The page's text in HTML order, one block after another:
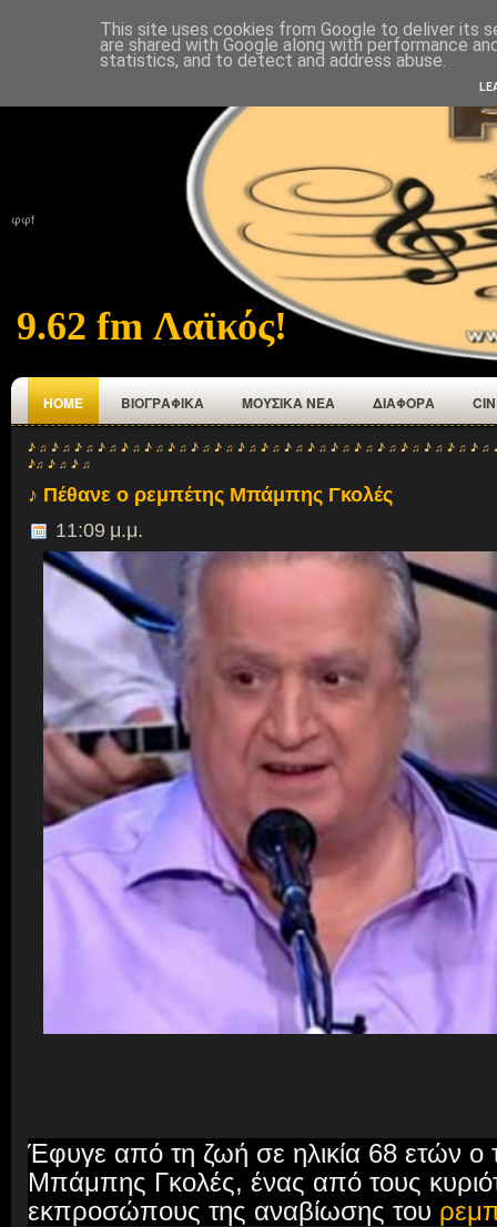
ΠΟΙΟΙ ΕΜΑΣΤΕ ΑΝΑΜΕΤΑΔΟΤΕΣ ΕΠΙΚΟΙΝΩΝΙΑ
φφf
9.62 fm Λαϊκός!
HOME ΒΙΟΓΡΑΦΙΚΑ ΜΟΥΣΙΚΑ ΝΕΑ ΔΙΑΦΟΡΑ
♪ ♫ ♪ ♫ ♪ ♫ ♪ ♫ ♪ ♫ ♪ ♫ ♪ ♫ ♪ ♫ ♪ ♫ ♪ ♫ ♪ ♫ ♪ ♫ ♪ ♫ ♪ ♫ ♪ ♫ ♪ ♫ ♪ ♫ ♪ ♫ ♪ ♫ ♪
♪♫ ♪ ♫ ♪ ♫
♪ Πέθανε ο ρεμπέτης Μπάμπης Γκολές
11:09 μ.μ.
Έφυγε από τη ζωή σε ηλικία 68 ετών ο
Μπάμπης Γκολές, ένας από τους
εκπροσώπους της αναβίωσης του
This site uses cookies from Google to deliver its
are shared with Google along with performance
statistics, and to detect and address abuse.